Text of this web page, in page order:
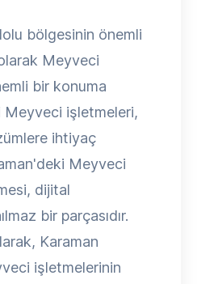
bölgesinin önemli
Meyveci
bir konuma
Meyveci işletmeleri,
ihtiyaç
Meyveci
dijital
bir parçasıdır.
Karaman
işletmelerinin